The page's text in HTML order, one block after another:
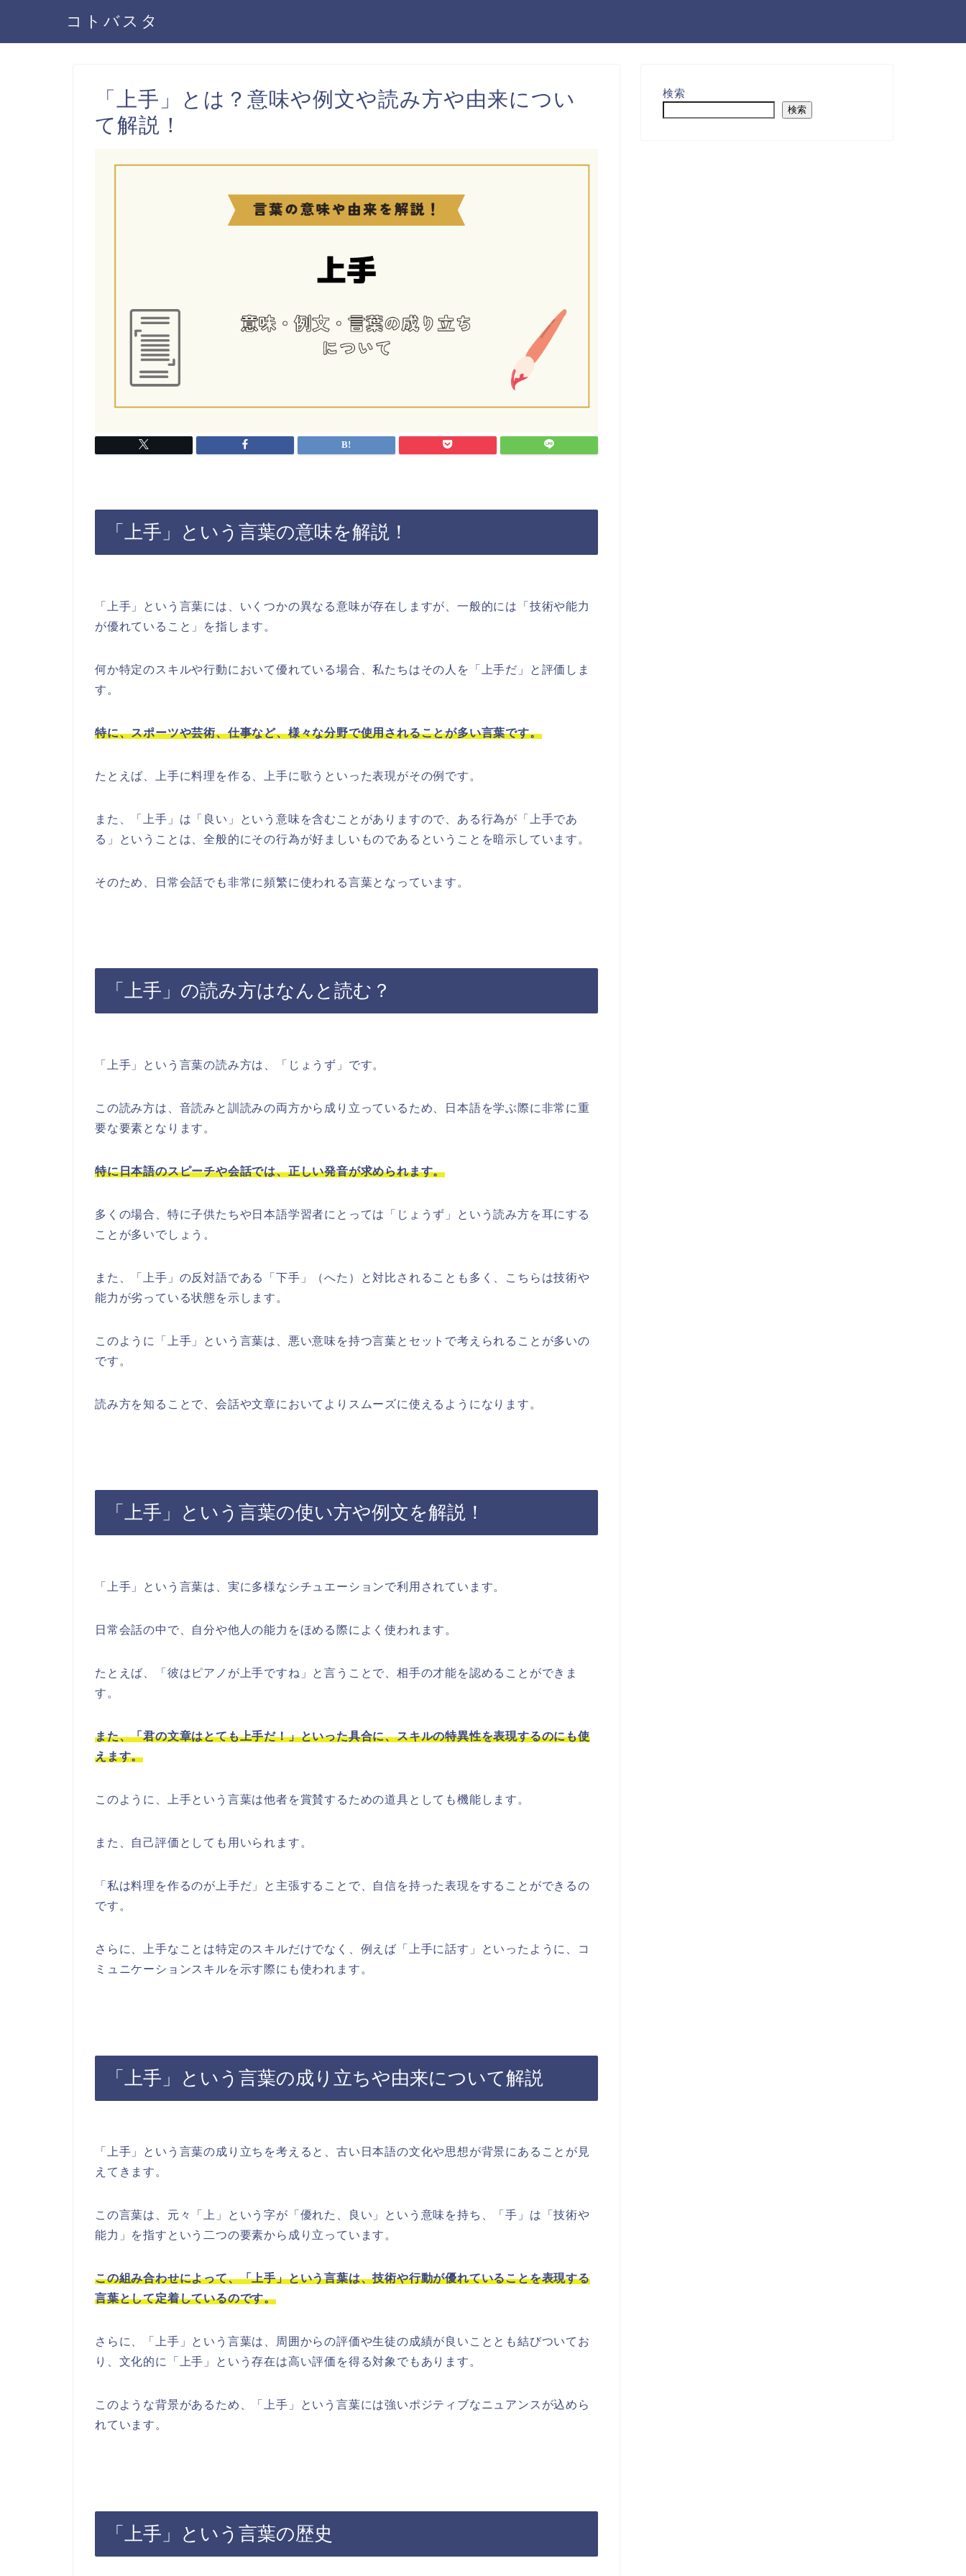
コトバスタ
「上手」とは？意味や例文や読み方や由来につい
て解説！
「上手」という言葉の意味を解説！
「上手」という言葉には、いくつかの異なる意味が存在しますが、一般的には「技術や能力
が優れていること」を指します。
何か特定のスキルや行動において優れている場合、私たちはその人を「上手だ」と評価しま
す。
特に、スポーツや芸術、仕事など、様々な分野で使用されることが多い言葉です。
たとえば、上手に料理を作る、上手に歌うといった表現がその例です。
また、「上手」は「良い」という意味を含むことがありますので、ある行為が「上手であ
る」ということは、全般的にその行為が好ましいものであるということを暗示しています。
そのため、日常会話でも非常に頻繁に使われる言葉となっています。
「上手」の読み方はなんと読む？
「上手」という言葉の読み方は、「じょうず」です。
この読み方は、音読みと訓読みの両方から成り立っているため、日本語を学ぶ際に非常に重
要な要素となります。
特に日本語のスピーチや会話では、正しい発音が求められます。
多くの場合、特に子供たちや日本語学習者にとっては「じょうず」という読み方を耳にする
ことが多いでしょう。
また、「上手」の反対語である「下手」（へた）と対比されることも多く、こちらは技術や
能力が劣っている状態を示します。
このように「上手」という言葉は、悪い意味を持つ言葉とセットで考えられることが多いの
です。
読み方を知ることで、会話や文章においてよりスムーズに使えるようになります。
「上手」という言葉の使い方や例文を解説！
「上手」という言葉は、実に多様なシチュエーションで利用されています。
日常会話の中で、自分や他人の能力をほめる際によく使われます。
たとえば、「彼はピアノが上手ですね」と言うことで、相手の才能を認めることができま
す。
また、「君の文章はとても上手だ！」といった具合に、スキルの特異性を表現するのにも使
えます。
このように、上手という言葉は他者を賞賛するための道具としても機能します。
また、自己評価としても用いられます。
「私は料理を作るのが上手だ」と主張することで、自信を持った表現をすることができるの
です。
さらに、上手なことは特定のスキルだけでなく、例えば「上手に話す」といったように、コ
ミュニケーションスキルを示す際にも使われます。
「上手」という言葉の成り立ちや由来について解説
「上手」という言葉の成り立ちを考えると、古い日本語の文化や思想が背景にあることが見
えてきます。
この言葉は、元々「上」という字が「優れた、良い」という意味を持ち、「手」は「技術や
能力」を指すという二つの要素から成り立っています。
この組み合わせによって、「上手」という言葉は、技術や行動が優れていることを表現する
言葉として定着しているのです。
さらに、「上手」という言葉は、周囲からの評価や生徒の成績が良いこととも結びついてお
り、文化的に「上手」という存在は高い評価を得る対象でもあります。
このような背景があるため、「上手」という言葉には強いポジティブなニュアンスが込めら
れています。
「上手」という言葉の歴史
検索
検索